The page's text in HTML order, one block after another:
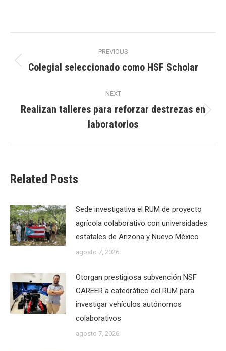
navigation
PREVIOUS
Previous
Colegial seleccionado como HSF Scholar
NEXT
Next
post:
Realizan talleres para reforzar destrezas en
laboratorios
Related Posts
Sede investigativa el RUM de proyecto
agrícola colaborativo con universidades
estatales de Arizona y Nuevo México
agosto 7, 2026
Otorgan prestigiosa subvención NSF
CAREER a catedrático del RUM para
investigar vehículos autónomos
colaborativos
agosto 7, 2026